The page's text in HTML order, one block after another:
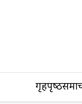
गृहपृष्‍ठ